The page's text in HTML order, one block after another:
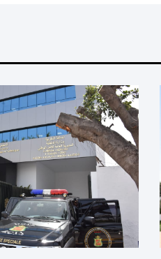
لطلبات العروض […]